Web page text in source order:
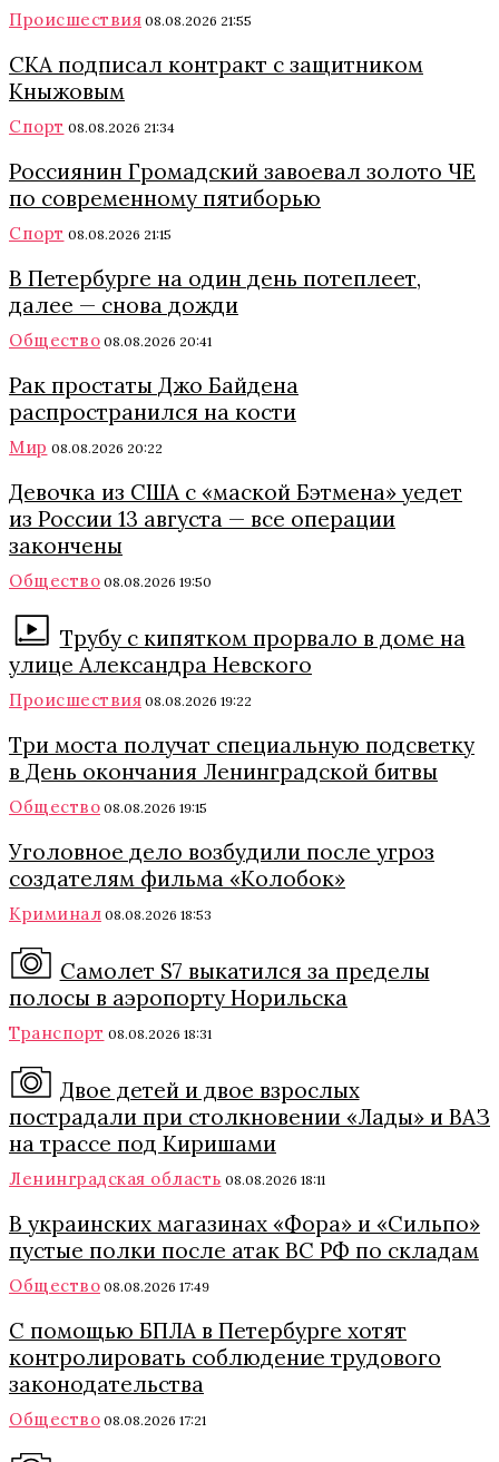
Происшествия 08.08.2026 21:55
СКА подписал контракт с защитником
Кныжовым
Спорт 08.08.2026 21:34
Россиянин Громадский завоевал золото ЧЕ
по современному пятиборью
Спорт 08.08.2026 21:15
В Петербурге на один день потеплеет,
далее — снова дожди
Общество 08.08.2026 20:41
Рак простаты Джо Байдена
распространился на кости
Мир 08.08.2026 20:22
Девочка из США с «маской Бэтмена» уедет
из России 13 августа — все операции
закончены
Общество 08.08.2026 19:50
Трубу с кипятком прорвало в доме на
улице Александра Невского
Происшествия 08.08.2026 19:22
Три моста получат специальную подсветку
в День окончания Ленинградской битвы
Общество 08.08.2026 19:15
Уголовное дело возбудили после угроз
создателям фильма «Колобок»
Криминал 08.08.2026 18:53
Самолет S7 выкатился за пределы
полосы в аэропорту Норильска
Транспорт 08.08.2026 18:31
Двое детей и двое взрослых
пострадали при столкновении «Лады» и ВАЗ
на трассе под Киришами
Ленинградская область 08.08.2026 18:11
В украинских магазинах «Фора» и «Сильпо»
пустые полки после атак ВС РФ по складам
Общество 08.08.2026 17:49
С помощью БПЛА в Петербурге хотят
контролировать соблюдение трудового
законодательства
Общество 08.08.2026 17:21